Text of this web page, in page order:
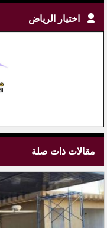
اختيار الرياض
مقالات ذات صلة